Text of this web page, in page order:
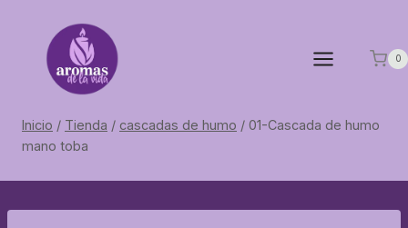
contenido
0
Inicio / Tienda / cascadas de humo / 01-Cascada de humo
mano toba